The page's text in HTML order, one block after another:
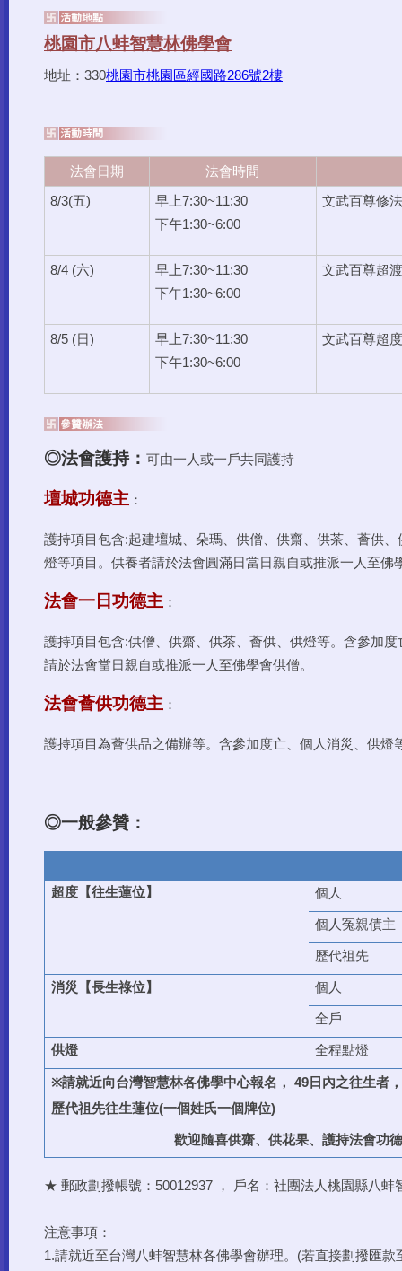
地址：330桃園市桃園區經國路286號2樓
法會日期 法會時間
8/3(五)
早上7:30~11:30
下午1:30~6:00
文武百尊修
8/4 (六)
早上7:30~11:30
下午1:30~6:00
文武百尊超
8/5 (日)
早上7:30~11:30
下午1:30~6:00
文武百尊超
◎法會護持： 可由一人或一戶共同護持
壇城功德主 ：
護持項目包含:起建壇城、朵瑪、供僧、供齋、供茶、薈供
燈等項目。供養者請於法會圓滿日當日親自或推派一人至佛
法會一日功德主 ：
護持項目包含:供僧、供齋、供茶、薈供、供燈等。含參加
請於法會當日親自或推派一人至佛學會供僧。
法會薈供功德主 ：
護持項目為薈供品之備辦等。含參加度亡、個人消災、供燈
◎一般參贊：
超度【往生蓮位】 個人
個人冤親債主
歷代祖先
消災【長生祿位】 個人
全戶
供燈 全程點燈
※請就近向台灣智慧林各佛學中心報名， 49日內之往生者
歷代祖先往生蓮位(一個姓氏一個牌位)
歡迎隨喜供齋、供花果、護持法會功
★ 郵政劃撥帳號：50012937 ， 戶名：社團法人桃園縣八
注意事項：
1.請就近至台灣八蚌智慧林各佛學會辦理。(若直接劃撥匯款